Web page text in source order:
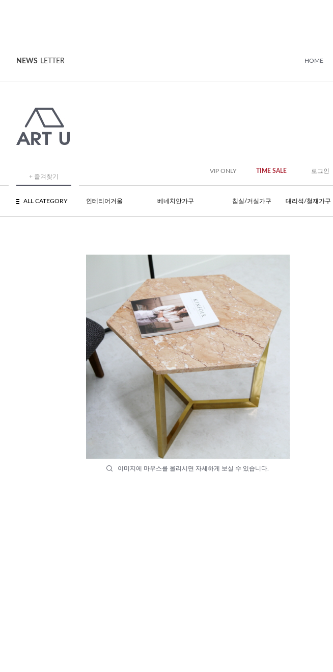
NEWS LETTER HOME
+ 즐겨찾기
VIP ONLY TIME SALE 로그인
ALL CATEGORY 인테리어거울 베네치안가구 침실/거실가구 대리석/철재가구
이미지에 마우스를 올리시면 자세하게 보실 수 있습니다.